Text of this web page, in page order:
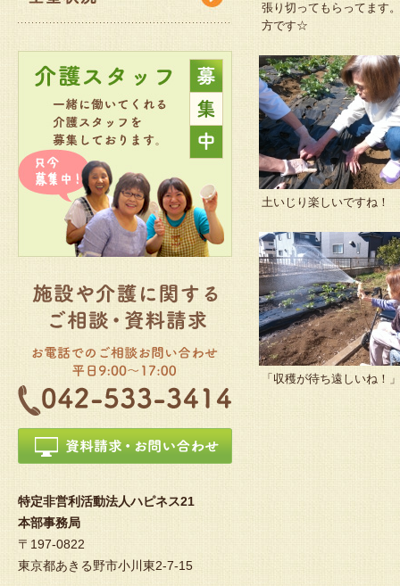
特定非営利活動法人ハピネス21
本部事務局
〒197-0822
東京都あきる野市小川東2-7-15
張り切ってもらってます
方です☆
土いじり楽しいですね！
「収穫が待ち遠しいね！」